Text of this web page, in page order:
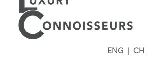
ENG | CH